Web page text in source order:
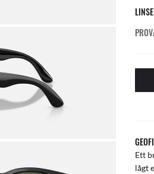
Ett
lågt